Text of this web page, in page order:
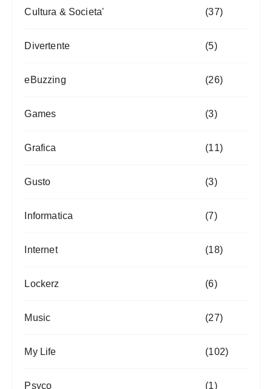
Cultura & Societa' (37)
Divertente (5)
eBuzzing (26)
Games (3)
Grafica (11)
Gusto (3)
Informatica (7)
Internet (18)
Lockerz (6)
Music (27)
My Life (102)
Psyco (1)